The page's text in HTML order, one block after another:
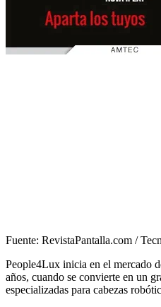
Fuente: RevistaPantalla.com /
People4Lux inicia en el mercado
años, cuando se convierte en un
especializadas para cabezas